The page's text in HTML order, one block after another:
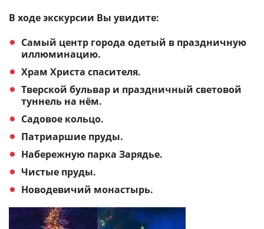
В ходе экскурсии Вы увидите:
Самый центр города одетый в праздничную
иллюминацию.
Храм Христа спасителя.
Тверской бульвар и праздничный световой
туннель на нём.
Садовое кольцо.
Патриаршие пруды.
Набережную парка Зарядье.
Чистые пруды.
Новодевичий монастырь.